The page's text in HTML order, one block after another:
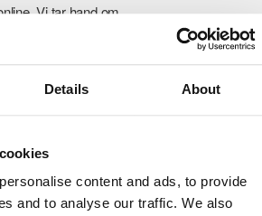
Details About
content and ads, to provide
and to analyse our traffic. We also
Vi tar hand om